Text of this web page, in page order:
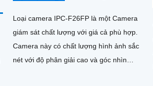
Loại camera IPC-F26FP là một Camera
giám sát chất lượng với giá cả phù hợp.
Camera này có chất lượng hình ảnh sắc
nét với độ phân giải cao và góc nhìn